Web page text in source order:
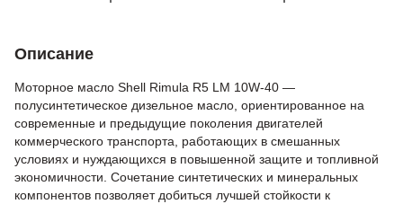
Описание
Моторное масло Shell Rimula R5 LM 10W-40 —
полусинтетическое дизельное масло, ориентированное на
современные и предыдущие поколения двигателей
коммерческого транспорта, работающих в смешанных
условиях и нуждающихся в повышенной защите и топливной
экономичности. Сочетание синтетических и минеральных
компонентов позволяет добиться лучшей стойкости к